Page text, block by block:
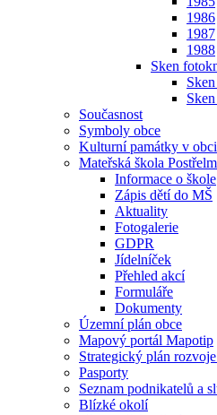
1986
1987
1988
Sken
Současnost
Symboly obce
Kulturní památky v obci
Mateřská škola
Informace o škole
Zápis dětí do MŠ
Aktuality
Fotogalerie
GDPR
Jídelníček
Přehled akcí
Formuláře
Dokumenty
Územní plán obce
Mapový portál Mapotip
Strategický plán
Pasporty
Seznam podnikatelů a
Blízké okolí